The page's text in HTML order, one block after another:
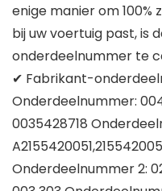
enige manier om
bij uw voertuig past, is
onderdeelnummer te
✔ Fabrikant-
Onderdeelnummer:
0035428718
Onderdeelnummer 2: